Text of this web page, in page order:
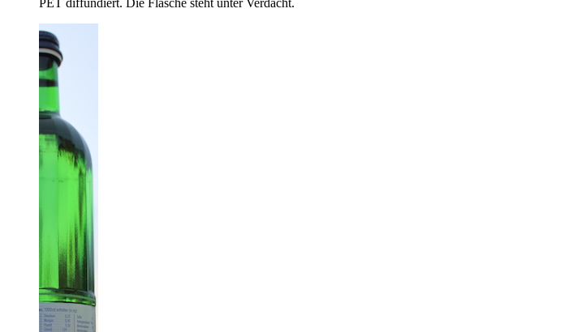
PET diffundiert. Die Flasche steht unter Verdacht.